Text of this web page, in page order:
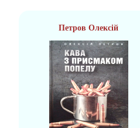
Петров Олексій